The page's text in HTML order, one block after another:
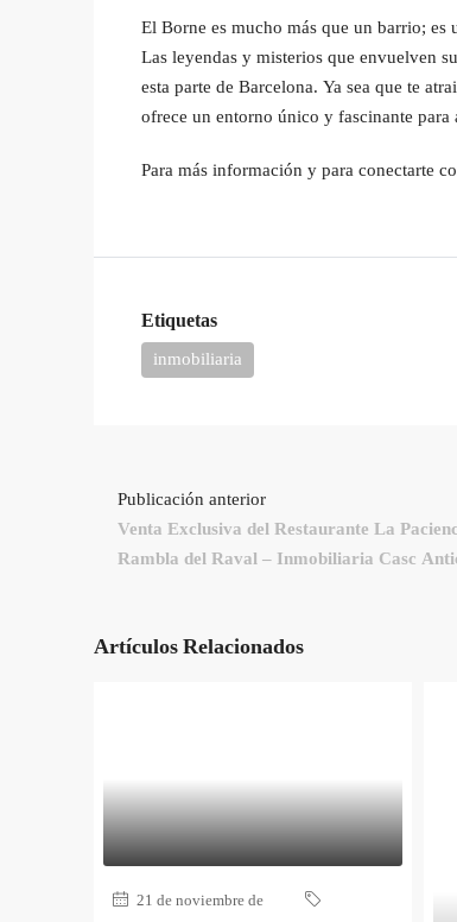
El Borne es mucho más que un barrio;
Las leyendas y misterios que envuelven
esta parte de Barcelona. Ya sea que te
ofrece un entorno único y fascinante
Para más información y para conectarte
Etiquetas
inmobiliaria
Publicación anterior
Venta Exclusiva del Restaurante La
Rambla del Raval – Inmobiliaria Casc
Artículos Relacionados
21 de noviembre de